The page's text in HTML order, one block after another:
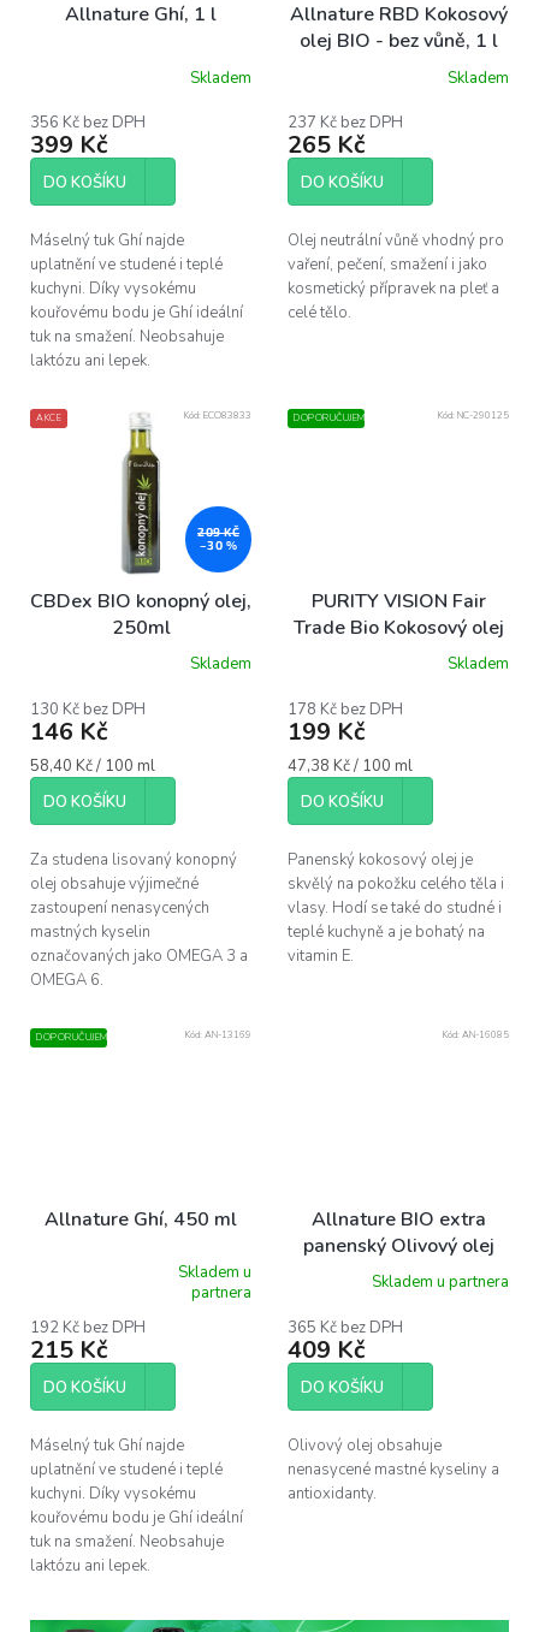
ů
Allnature Ghí, 1 l
Skladem
356 Kč bez DPH
399 Kč
DO KOŠÍKU
Máselný tuk Ghí najde
uplatnění ve studené i teplé
kuchyni. Díky vysokému
kouřovému bodu je Ghí ideální
tuk na smažení. Neobsahuje
laktózu ani lepek.
Allnature RBD Kokosový
olej BIO - bez vůně, 1 l
Skladem
237 Kč bez DPH
265 Kč
DO KOŠÍKU
Olej neutrální vůně vhodný pro
vaření, pečení, smažení i jako
kosmetický přípravek na pleť a
celé tělo.
AKCE
209 KČ
–30 %
CBDex BIO konopný olej,
250ml
Skladem
130 Kč bez DPH
146 Kč
Měrná
cena:
58,40 Kč / 100 ml
DO KOŠÍKU
Za studena lisovaný konopný
olej obsahuje výjimečné
zastoupení nenasycených
mastných kyselin
označovaných jako OMEGA 3 a
OMEGA 6.
Kód: ECO83833 DOPORUČUJEME
PURITY VISION Fair
Trade Bio Kokosový olej
panenský 420 mlSkladem
178 Kč bez DPH
199 Kč
Měrná
cena:
47,38 Kč / 100 ml
DO KOŠÍKU
Panenský kokosový olej je
skvělý na pokožku celého těla i
vlasy. Hodí se také do studné i
teplé kuchyně a je bohatý na
vitamin E.
Kód: NC-290125
DOPORUČUJEME
Allnature Ghí, 450 ml
produktu
je
5,0
5
Skladem u
partnera
192 Kč bez DPH
215 Kč
DO KOŠÍKU
Máselný tuk Ghí najde
uplatnění ve studené i teplé
kuchyni. Díky vysokému
kouřovému bodu je Ghí ideální
tuk na smažení. Neobsahuje
laktózu ani lepek.
Kód: AN-13169
Allnature BIO extra
panenský Olivový olej
1000 ml
Skladem u partnera
365 Kč bez DPH
409 Kč
DO KOŠÍKU
Olivový olej obsahuje
nenasycené mastné kyseliny a
antioxidanty.
Kód: AN-16085